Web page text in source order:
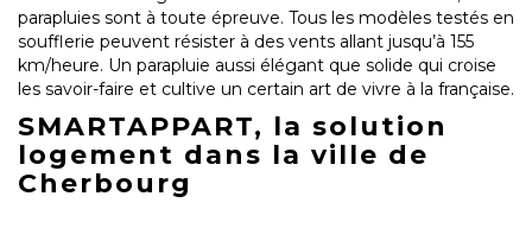
parapluies sont à toute épreuve. Tous les modèles testés en
soufflerie peuvent résister à des vents allant jusqu’à 155
km/heure. Un parapluie aussi élégant que solide qui croise
les savoir-faire et cultive un certain art de vivre à la française.
SMARTAPPART, la solution
logement dans la ville de
Cherbourg